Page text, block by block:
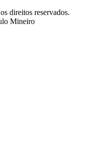
direitos reservados.
Mineiro